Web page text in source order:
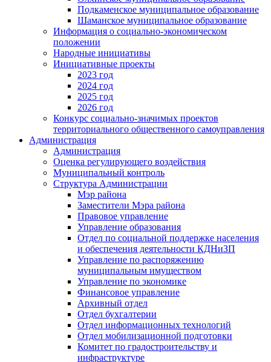
Подкаменское муниципальное образование
Шаманское муниципальное образование
Информация о социально-экономическом
положении
Народные инициативы
Инициативные проекты
2023 год
2024 год
2025 год
2026 год
Конкурс социально-значимых проектов
территориального общественного самоуправления
Администрация
Администрация
Оценка регулирующего воздействия
Муниципальный контроль
Структура Администрации
Мэр района
Заместители Мэра района
Правовое управление
Управление образования
Отдел по социальной поддержке населения
и обеспечения деятельности КДНиЗП
Управление по распоряжению
муниципальным имуществом
Управление по экономике
Финансовое управление
Архивный отдел
Отдел бухгалтерии
Отдел информационных технологий
Отдел мобилизационной подготовки
Комитет по градостроительству и
инфраструктуре